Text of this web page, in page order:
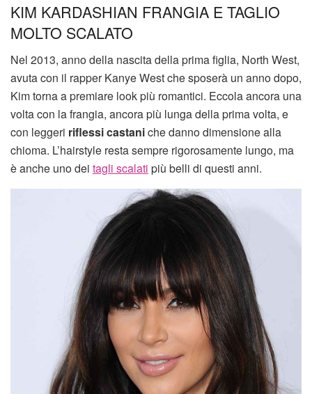
KIM KARDASHIAN FRANGIA E TAGLIO
MOLTO SCALATO
Nel 2013, anno della nascita della prima figlia, North West,
avuta con il rapper Kanye West che sposerà un anno dopo,
Kim torna a premiare look più romantici. Eccola ancora una
volta con la frangia, ancora più lunga della prima volta, e
con leggeri riflessi castaniche danno dimensione alla
chioma. L’hairstyle resta sempre rigorosamente lungo, ma
è anche uno dei tagli scalati più belli di questi anni.